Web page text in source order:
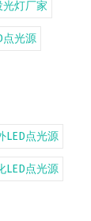
光灯厂家
点光源
LED点光源
LED点光源